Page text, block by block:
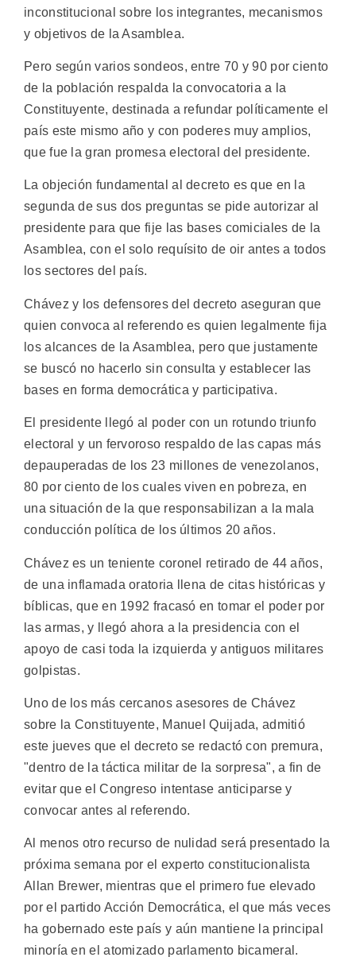
inconstitucional sobre los integrantes, mecanismos
y objetivos de la Asamblea.
Pero según varios sondeos, entre 70 y 90 por ciento
de la población respalda la convocatoria a la
Constituyente, destinada a refundar políticamente el
país este mismo año y con poderes muy amplios,
que fue la gran promesa electoral del presidente.
La objeción fundamental al decreto es que en la
segunda de sus dos preguntas se pide autorizar al
presidente para que fije las bases comiciales de la
Asamblea, con el solo requísito de oir antes a todos
los sectores del país.
Chávez y los defensores del decreto aseguran que
quien convoca al referendo es quien legalmente fija
los alcances de la Asamblea, pero que justamente
se buscó no hacerlo sin consulta y establecer las
bases en forma democrática y participativa.
El presidente llegó al poder con un rotundo triunfo
electoral y un fervoroso respaldo de las capas más
depauperadas de los 23 millones de venezolanos,
80 por ciento de los cuales viven en pobreza, en
una situación de la que responsabilizan a la mala
conducción política de los últimos 20 años.
Chávez es un teniente coronel retirado de 44 años,
de una inflamada oratoria llena de citas históricas y
bíblicas, que en 1992 fracasó en tomar el poder por
las armas, y llegó ahora a la presidencia con el
apoyo de casi toda la izquierda y antiguos militares
golpistas.
Uno de los más cercanos asesores de Chávez
sobre la Constituyente, Manuel Quijada, admitió
este jueves que el decreto se redactó con premura,
"dentro de la táctica militar de la sorpresa", a fin de
evitar que el Congreso intentase anticiparse y
convocar antes al referendo.
Al menos otro recurso de nulidad será presentado la
próxima semana por el experto constitucionalista
Allan Brewer, mientras que el primero fue elevado
por el partido Acción Democrática, el que más veces
ha gobernado este país y aún mantiene la principal
minoría en el atomizado parlamento bicameral.